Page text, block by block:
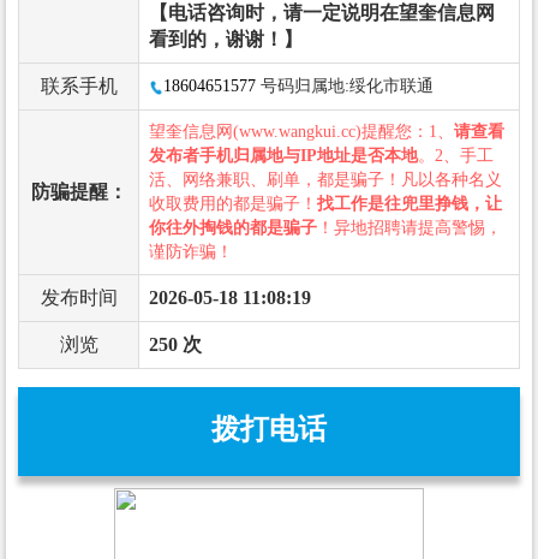
【电话咨询时，请一定说明在望奎信息网
看到的，谢谢！】
联系手机 18604651577 号码归属地:绥化市联通
防骗提醒：
望奎信息网(www.wangkui.cc)提醒您：1、 请查看
发布者手机归属地与IP地址是否本地。2、手工
活、网络兼职、刷单，都是骗子！凡以各种名义
收取费用的都是骗子！ 找工作是往兜里挣钱，让
你往外掏钱的都是骗子 ！异地招聘请提高警惕，
谨防诈骗！
发布时间 2026-05-18 11:08:19
浏览 250 次
拨打电话